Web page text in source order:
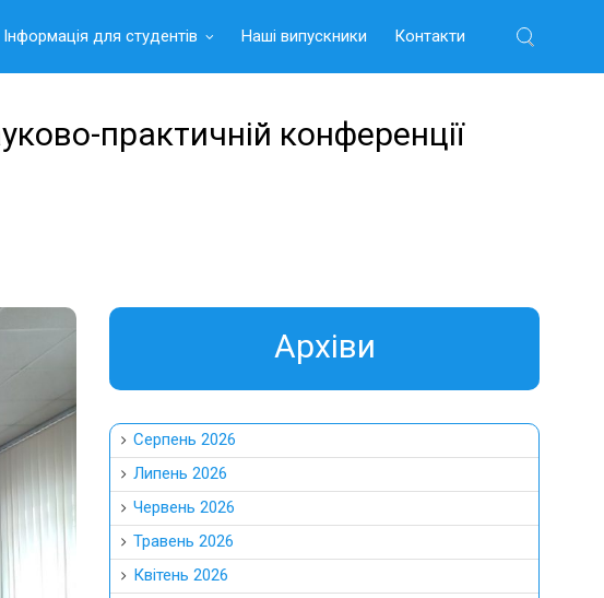
Інформація для студентів Наші випускники Контакти
практичній конференції
Aрхіви
Серпень 2026
Липень 2026
Червень 2026
Травень 2026
Квітень 2026